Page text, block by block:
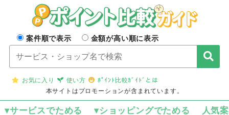
案件順で表示 金額が高い順に表示
お気に入り 使い方
ﾎﾟｲﾝﾄ比較ｶﾞｲﾄﾞとは
本サイトはプロモーションが含まれています。
▾サービスでためる ▾ショッピングでためる 人気